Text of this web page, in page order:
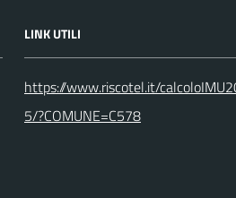
LINK UTILI
https://www.riscotel.it/
5/?COMUNE=C578